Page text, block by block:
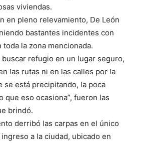
viviendas.
en pleno relevamiento, De León
bastantes incidentes con
la zona mencionada.
buscar refugio en un lugar seguro,
las rutas ni en las calles por la
se está precipitando, la poca
que eso ocasiona”, fueron las
brindó.
derribó las carpas en el único
a la ciudad, ubicado en